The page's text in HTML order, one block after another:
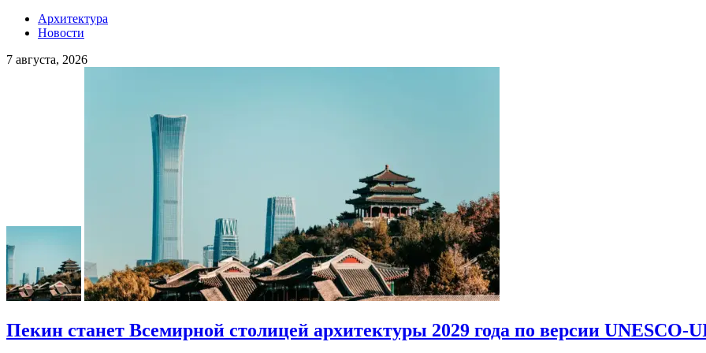
Архитектура
Новости
7 августа, 2026
Пекин станет Всемирной столицей архитектуры 2029 года по версии UNESCO-